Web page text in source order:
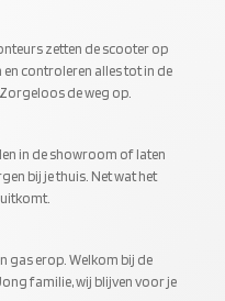
zetten de scooter op
en controleren alles tot in de
de weg op.
in de showroom of laten
bij je thuis. Net wat het
gas erop. Welkom bij de
familie, wij blijven voor je